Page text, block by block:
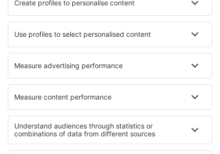
Hotely in Hujakkala Hotely v Dalamanu Hotely in Arzon
Hotely in Trubschachen Hotely in Kirchhain
Nejlepší hotely - regiony
Hotely v Porto Santo Hotely v Portugalsku
Hotely na Terceiře Hotely Lisbon coast Hotely in Faro
Hotely na Svatém Tomáši Hotely in Alaska